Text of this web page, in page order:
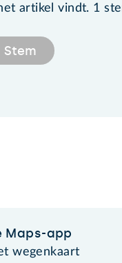
artikel vindt. 1
Stem
Maps-app
wegenkaart